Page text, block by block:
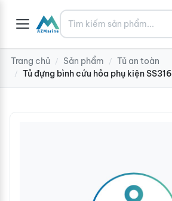
Tìm kiếm
Trang chủ / Sản phẩm / Tủ an toàn
/ Tủ đựng bình cứu hỏa phụ kiện SS316